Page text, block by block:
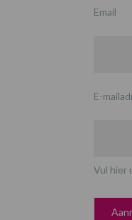
Email
E-
Vul hier